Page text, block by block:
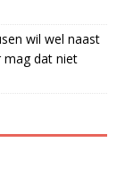
wil wel naast
mag dat niet